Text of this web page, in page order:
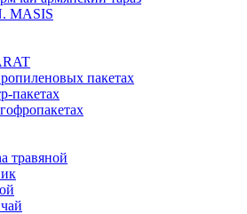
MASIS
пакетах
пакетах
травяной